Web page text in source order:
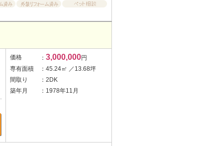
価格 ： 3,000,000円
専有面積
：45.24㎡ ／13.68坪
間取り
：2DK
築年月
：1978年11月